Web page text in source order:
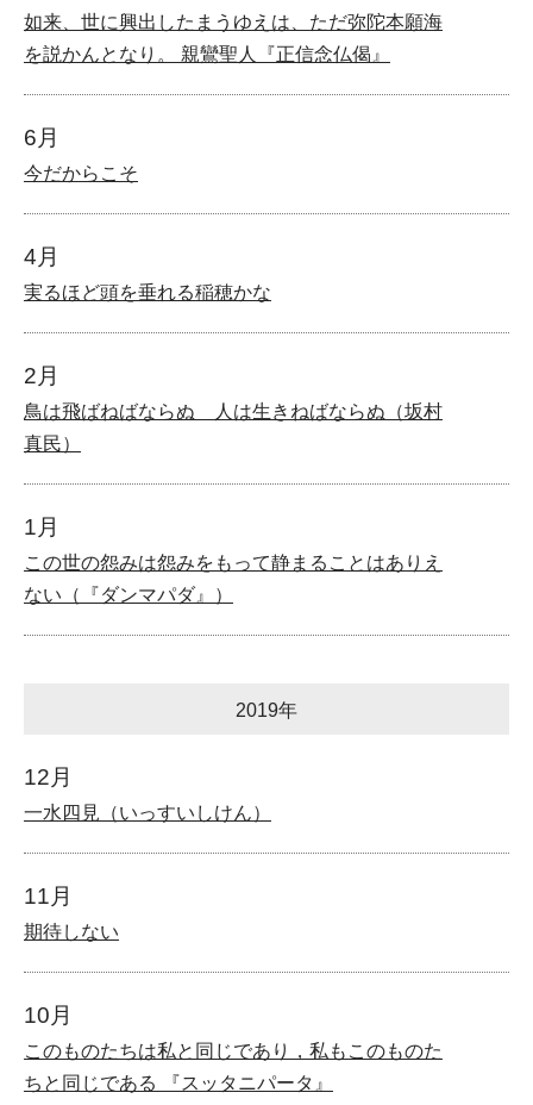
如来、世に興出したまうゆえは、ただ弥陀本願海
を説かんとなり。 親鸞聖人『正信念仏偈』
6月
今だからこそ
4月
実るほど頭を垂れる稲穂かな
2月
鳥は飛ばねばならぬ 人は生きねばならぬ（坂村
真民）
1月
この世の怨みは怨みをもって静まることはありえ
ない（『ダンマパダ』）
2019年
12月
一水四見（いっすいしけん）
11月
期待しない
10月
このものたちは私と同じであり，私もこのものた
ちと同じである 『スッタニパータ』